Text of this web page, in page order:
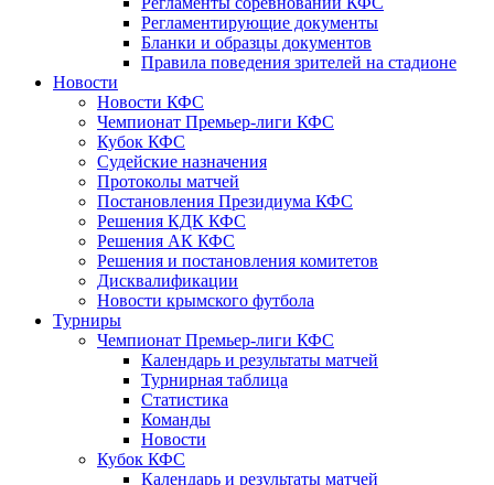
Регламентирующие документы
Бланки и образцы документов
Правила поведения зрителей на стадионе
Новости
Новости КФС
Чемпионат Премьер-лиги КФС
Кубок КФС
Судейские назначения
Протоколы матчей
Постановления Президиума КФС
Решения КДК КФС
Решения АК КФС
Решения и постановления комитетов
Дисквалификации
Новости крымского футбола
Турниры
Чемпионат Премьер-лиги КФС
Календарь и результаты матчей
Турнирная таблица
Статистика
Команды
Новости
Кубок КФС
Календарь и результаты матчей